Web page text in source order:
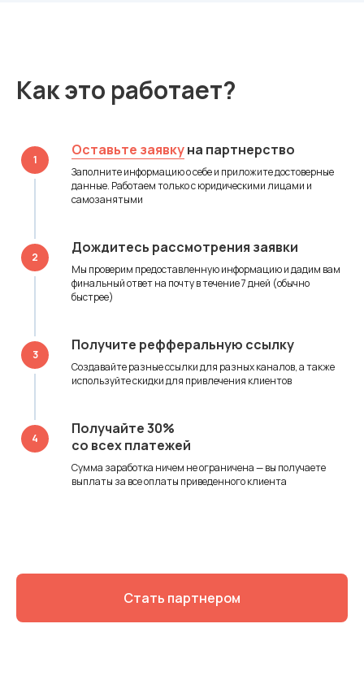
Как это работает?
1
Оставьте заявкуна партнерство
Заполните информацию о себе и приложите достоверные
данные. Работаем только с юридическими лицами и
самозанятыми
2
Дождитесь рассмотрения заявки
Мы проверим предоставленную информацию и дадим вам
финальный ответ на почту в течение 7 дней (обычно
быстрее)
3
Получите рефферальную ссылку
Создавайте разные ссылки для разных каналов, а также
используйте скидки для привлечения клиентов
4
Получайте 30%
со всех платежей
Сумма заработка ничем не ограничена — вы получаете
выплаты за все оплаты приведенного клиента
Стать партнером